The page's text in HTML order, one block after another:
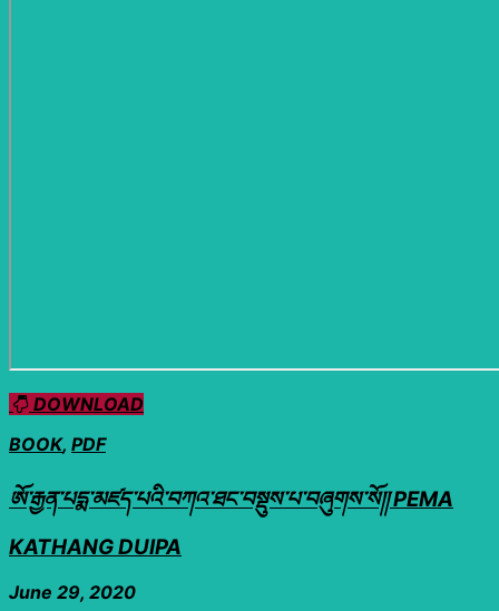
DOWNLOAD
BOOK, PDF
ཨོ་རྒྱན་པདྨ་མཛད་པའི་བཀའ་ཐང་བསྡུས་པ་བཞུགས་སོ།། PEMA
KATHANG DUIPA
June 29, 2020